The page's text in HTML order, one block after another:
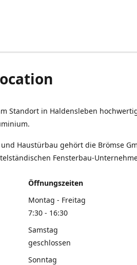
Standort in Haldensleben
Haustürbau gehört die Brömse
Fensterbau-
Öffnungszeiten
Montag - Freitag
7:30 - 16:30
Samstag
geschlossen
Sonntag